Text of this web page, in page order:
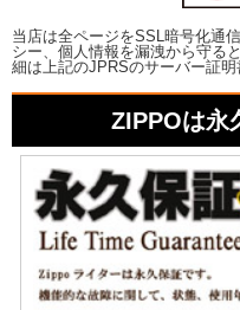
当店は全ページをSSL暗号化通
シー、個人情報を漏洩から守る
細は上記のJPRSのサーバー証明
ZIPPOは永